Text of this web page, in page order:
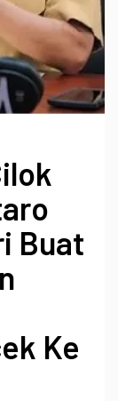
Buat
Ke